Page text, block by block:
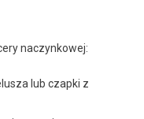
naczynkowej:
lub czapki z